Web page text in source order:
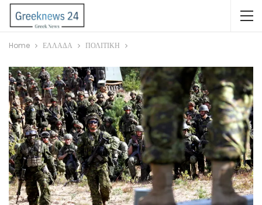
Home ΕΛΛΑΔΑ ΠΟΛΙΤΙΚΗ